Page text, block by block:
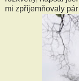
mi zpříjemňovaly